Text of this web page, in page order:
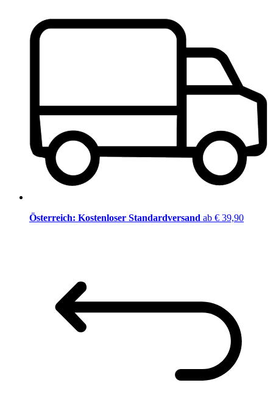
Österreich: Kostenloser Standardversand ab € 39,90